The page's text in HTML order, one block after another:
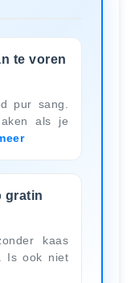
te voren
pur sang.
als je
gratin
kaas
Is ook niet